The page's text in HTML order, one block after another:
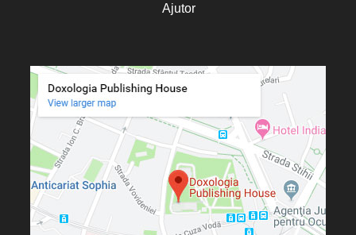
Ajutor